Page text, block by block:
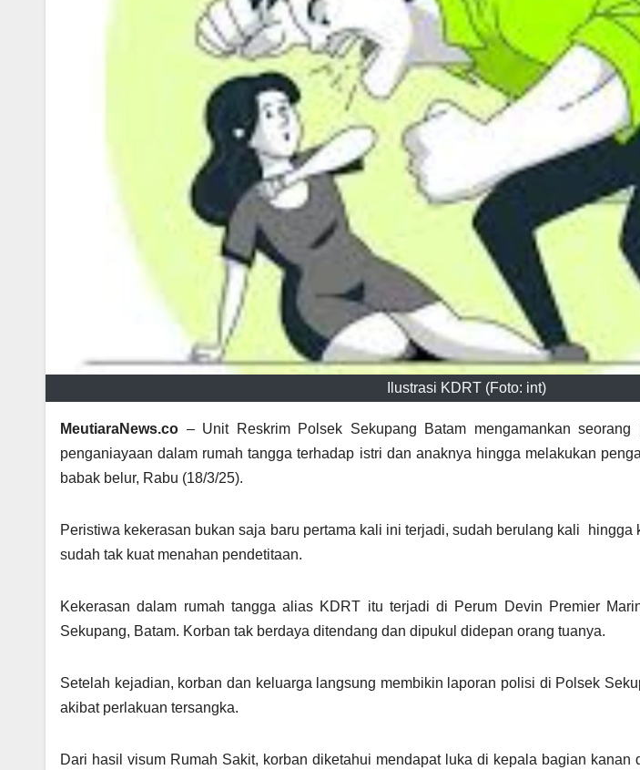
Ilustrasi KDRT (Foto: int)
MeutiaraNews.co – Unit Reskrim Polsek Sekupang Batam mengamankan
penganiayaan dalam rumah tangga terhadap istri dan anaknya hingga melakukan
babak belur, Rabu (18/3/25).
Peristiwa kekerasan bukan saja baru pertama kali ini terjadi, sudah berulang kali hingga
sudah tak kuat menahan pendetitaan.
Kekerasan dalam rumah tangga alias KDRT itu terjadi di Perum Devin Premier
Sekupang, Batam. Korban tak berdaya ditendang dan dipukul didepan orang tuanya.
Setelah kejadian, korban dan keluarga langsung membikin laporan polisi di Polsek
akibat perlakuan tersangka.
Dari hasil visum Rumah Sakit, korban diketahui mendapat luka di kepala bagian kanan